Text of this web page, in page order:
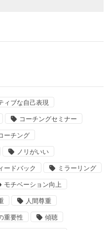
ィブな自己表現
コーチングセミナー
ーチング
ノリがいい
ードバック ミラーリング
モチベーション向上
人間尊重
重要性 傾聴